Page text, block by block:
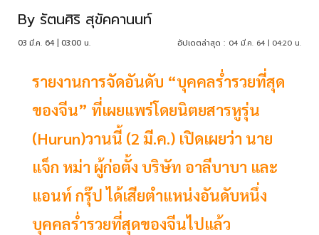
By รัตนศิริ สุขัคคานนท์
03 มี.ค. 64 | 03:00 น. อัปเดตล่าสุด : 04 มี.ค. 64 | 04:20 น.
รายงานการจัดอันดับ “บุคคลร่ำรวยที่สุด
ของจีน” ที่เผยแพร่โดยนิตยสารหูรุ่น
(Hurun)วานนี้ (2 มี.ค.) เปิดเผยว่า นาย
แจ็ก หม่า ผู้ก่อตั้ง บริษัท อาลีบาบา และ
แอนท์ กรุ๊ป ได้เสียตำแหน่งอันดับหนึ่ง
บุคคลร่ำรวยที่สุดของจีนไปแล้ว